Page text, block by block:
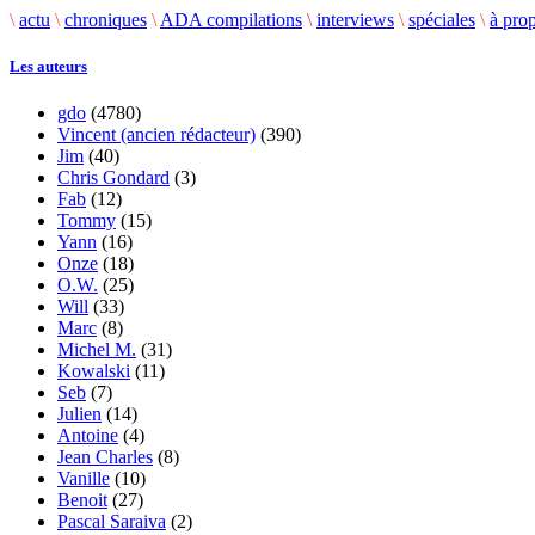
\ actu \ chroniques \ ADA compilations \ interviews \ spéciales \ à
Les auteurs
gdo (4780)
Vincent (ancien rédacteur) (390)
Jim (40)
Chris Gondard (3)
Fab (12)
Tommy (15)
Yann (16)
Onze (18)
O.W. (25)
Will (33)
Marc (8)
Michel M. (31)
Kowalski (11)
Seb (7)
Julien (14)
Antoine (4)
Jean Charles (8)
Vanille (10)
Benoit (27)
Pascal Saraiva (2)